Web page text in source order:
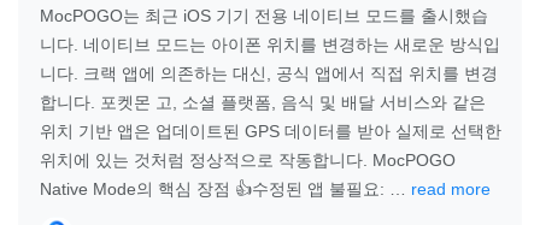
MocPOGO는 최근 iOS 기기 전용 네이티브 모드를 출시했습
니다. 네이티브 모드는 아이폰 위치를 변경하는 새로운 방식입
니다. 크랙 앱에 의존하는 대신, 공식 앱에서 직접 위치를 변경
합니다. 포켓몬 고, 소셜 플랫폼, 음식 및 배달 서비스와 같은
위치 기반 앱은 업데이트된 GPS 데이터를 받아 실제로 선택한
위치에 있는 것처럼 정상적으로 작동합니다. MocPOGO
Native Mode의 핵심 장점 👍수정된 앱 불필요: … read more